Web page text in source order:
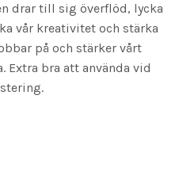
drar till sig överflöd, lycka
vår kreativitet och stärka
på och stärker vårt
Extra bra att använda vid